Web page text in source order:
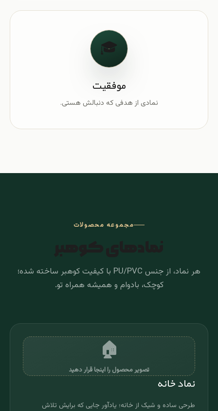
🎓
موفقیت
نمادی از هدفی که دنبالش هستی.
مجموعه محصولات
هر نماد، از جنس PU/PVC با کیفیت کوهبر ساخته شده؛
کوچک، بادوام و همیشه همراه تو.
🏠
تصویر محصول را اینجا قرار دهید
نماد خانه
طرحی ساده و شیک از خانه؛ یادآور جایی که برایش تلاش